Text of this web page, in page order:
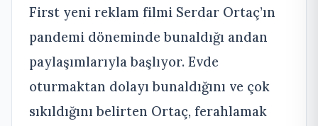
First yeni reklam filmi Serdar Ortaç’ın
pandemi döneminde bunaldığı andan
paylaşımlarıyla başlıyor. Evde
oturmaktan dolayı bunaldığını ve çok
sıkıldığını belirten Ortaç, ferahlamak